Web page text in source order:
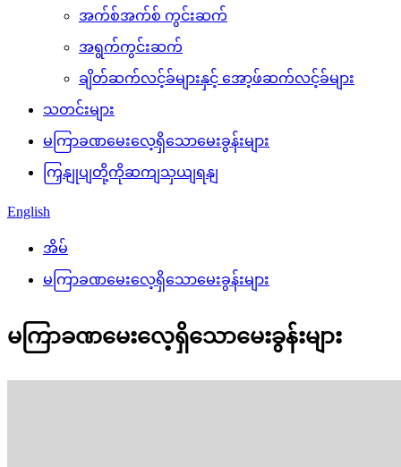
အက်စ်အက်စ် ကွင်းဆက်
အရွက်ကွင်းဆက်
ချိတ်ဆက်လင့်ခ်များနှင့် အော့ဖ်ဆက်လင့်ခ်များ
သတင်းများ
မကြာခဏမေးလေ့ရှိသောမေးခွန်းများ
ကြှနျုပျတို့ကိုဆကျသှယျရနျ
English
အိမ်
မကြာခဏမေးလေ့ရှိသောမေးခွန်းများ
မကြာခဏမေးလေ့ရှိသောမေးခွန်းများ